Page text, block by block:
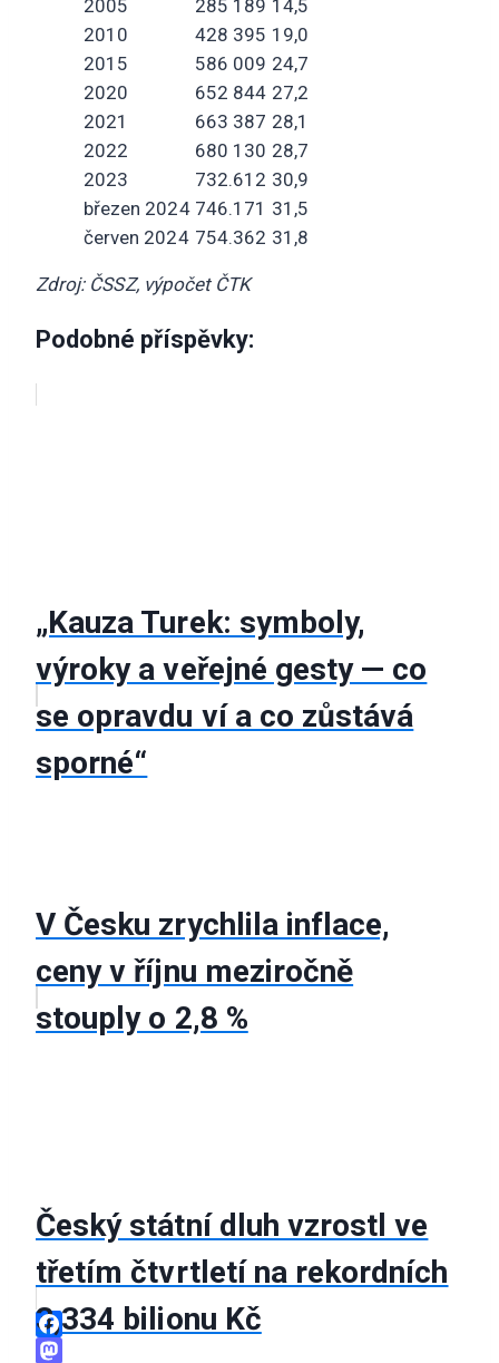
2005 285 189 14,5
2010
428 395 19,0
2015
586 009 24,7
2020
652 844 27,2
2021
663 387 28,1
2022
680 130 28,7
2023
732.612 30,9
březen 2024 746.171 31,5
červen 2024 754.362 31,8
Zdroj: ČSSZ, výpočet ČTK
Podobné příspěvky:
„Kauza Turek: symboly,
výroky a veřejné gesty — co
se opravdu ví a co zůstává
sporné“
V Česku zrychlila inflace,
ceny v říjnu meziročně
stouply o 2,8 %
Český státní dluh vzrostl ve
třetím čtvrtletí na rekordních
3,334 bilionu Kč
Facebook